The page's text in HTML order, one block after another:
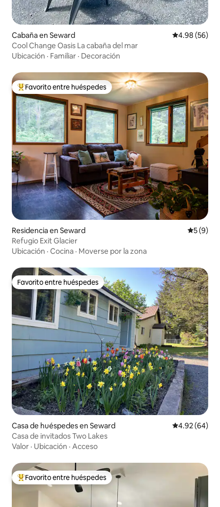
Cabaña en Seward Calificación
4.98 (56)
Cool Change Oasis La cabaña del mar
Ubicación · Familiar · Decoración
De los mejores en Favorito entre huéspedes
Favorito entre huéspedes
Residencia en Seward
5 (9)
Refugio Exit Glacier
Ubicación · Cocina · Moverse por la zona
Favorito entre huéspedes
Favorito entre huéspedes
Casa de huéspedes en Seward Calificación
4.92 (64)
Casa de invitados Two Lakes
Valor · Ubicación · Acceso
De los mejores en Favorito entre huéspedes
Favorito entre huéspedes